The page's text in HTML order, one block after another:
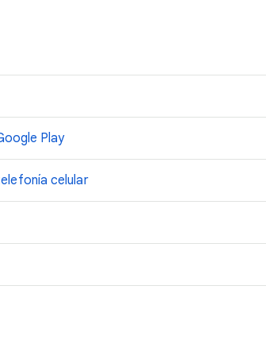
Play
celular